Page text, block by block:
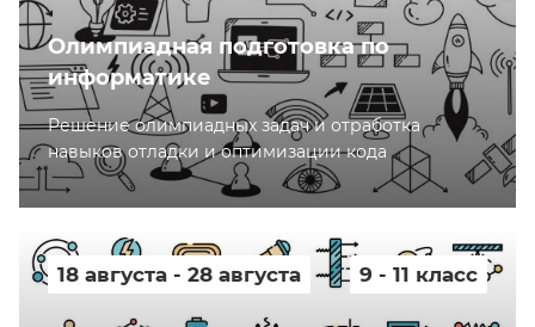
Олимпиадная подготовка по
информатике
Решение олимпиадных задач и отработка
навыков отладки и оптимизации кода
18 августа - 28 августа 9 - 11 класс